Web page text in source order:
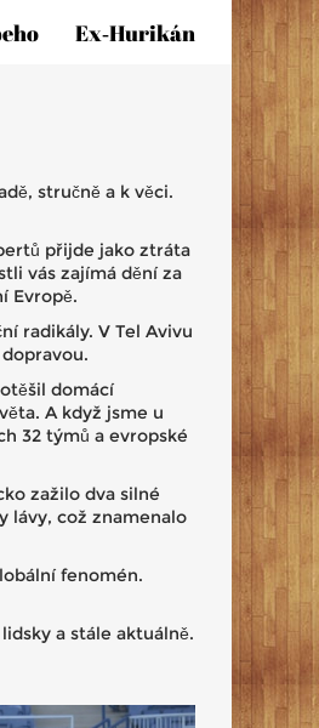
Ex‑hurikán
stručně a k věci.
přijde jako ztráta
vás zajímá dění za
Evropě.
radikály. V Tel Avivu
domácí
A když jsme u
32 týmů a evropské
zažilo dva silné
lávy, což znamenalo
fenomén.
a stále aktuálně.